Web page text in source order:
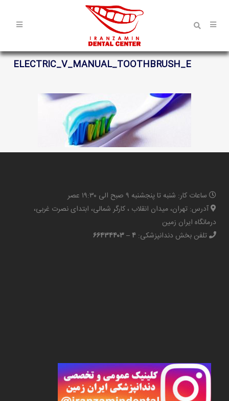
ELECTRIC_V_MANUAL_TOOTHBRUSH_E
ساعات کار: شنبه تا پنجشنبه ۹ صبح الی ۱۹:۳۰ عصر
آدرس: تهران، میدان انقلاب ، کارگر شمالی، ابتدای نصرت غربی،
درمانگاه ایران زمین
تلفن بخش دندانپزشکی: ۴ – ۶۶۴۳۴۴۰۳